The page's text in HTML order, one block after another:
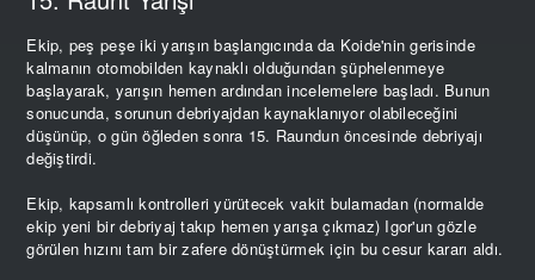
Ekip, peş peşe iki yarışın başlangıcında da Koide'nin gerisinde
kalmanın otomobilden kaynaklı olduğundan şüphelenmeye
başlayarak, yarışın hemen ardından incelemelere başladı. Bunun
sonucunda, sorunun debriyajdan kaynaklanıyor olabileceğini
düşünüp, o gün öğleden sonra 15. Raundun öncesinde debriyajı
değiştirdi.
Ekip, kapsamlı kontrolleri yürütecek vakit bulamadan (normalde
ekip yeni bir debriyaj takıp hemen yarışa çıkmaz) Igor'un gözle
görülen hızını tam bir zafere dönüştürmek için bu cesur kararı aldı.